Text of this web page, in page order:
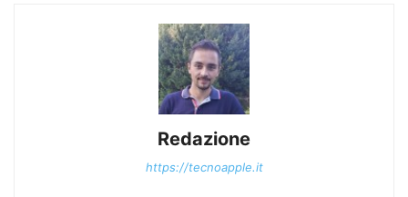
Redazione
https://tecnoapple.it